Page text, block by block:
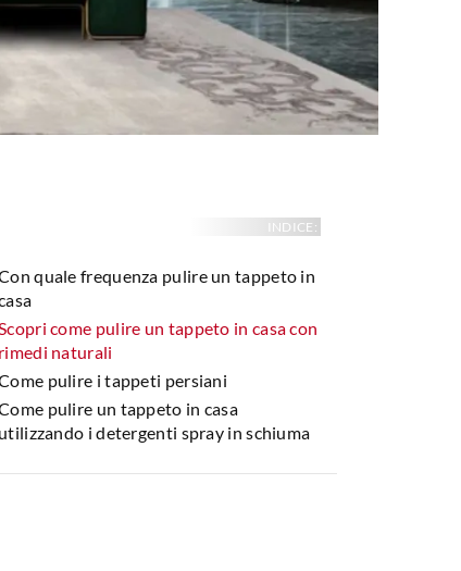
INDICE:
quale frequenza pulire un tappeto in
come pulire un tappeto in casa con
rimedi naturali
pulire i tappeti persiani
pulire un tappeto in casa
utilizzando i detergenti spray in schiuma